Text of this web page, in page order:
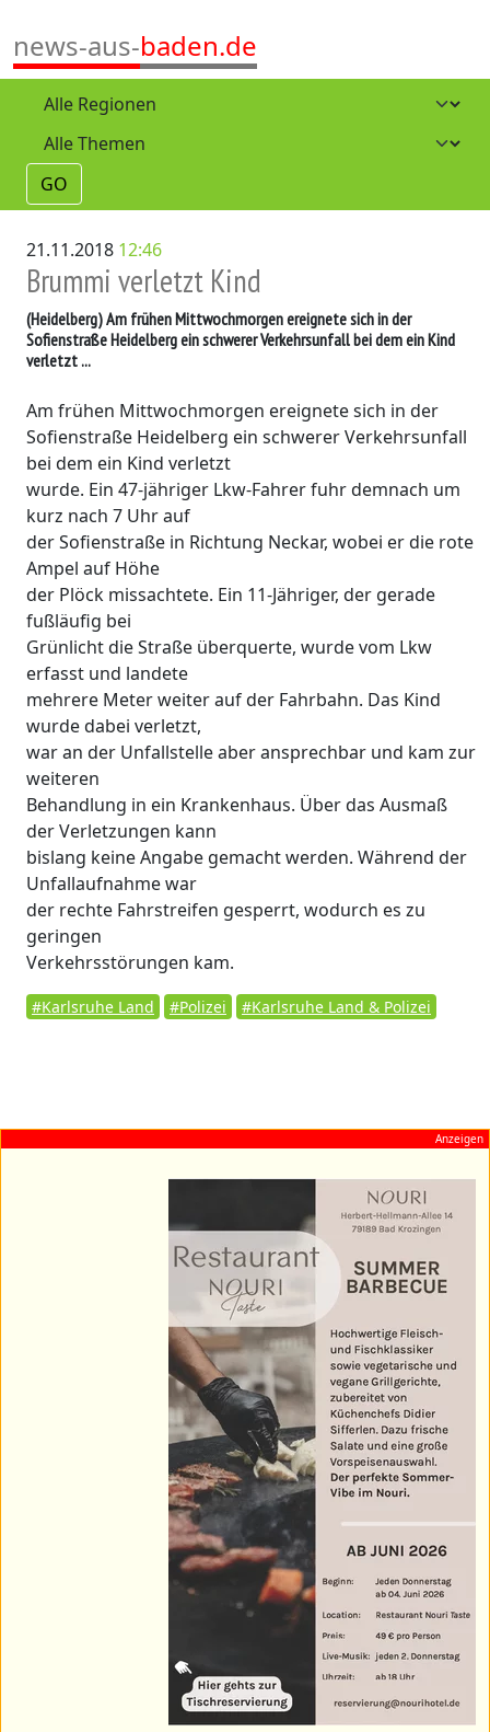
news-aus-baden.de
GO
21.11.2018 12:46
Brummi verletzt Kind
(Heidelberg)Am frühen Mittwochmorgen ereignete sich in der
Sofienstraße Heidelberg ein schwerer Verkehrsunfall bei dem ein Kind
verletzt ...
Am frühen Mittwochmorgen ereignete sich in der
Sofienstraße Heidelberg ein schwerer Verkehrsunfall
bei dem ein Kind verletzt
wurde. Ein 47-jähriger Lkw-Fahrer fuhr demnach um
kurz nach 7 Uhr auf
der Sofienstraße in Richtung Neckar, wobei er die rote
Ampel auf Höhe
der Plöck missachtete. Ein 11-Jähriger, der gerade
fußläufig bei
Grünlicht die Straße überquerte, wurde vom Lkw
erfasst und landete
mehrere Meter weiter auf der Fahrbahn. Das Kind
wurde dabei verletzt,
war an der Unfallstelle aber ansprechbar und kam zur
weiteren
Behandlung in ein Krankenhaus. Über das Ausmaß
der Verletzungen kann
bislang keine Angabe gemacht werden. Während der
Unfallaufnahme war
der rechte Fahrstreifen gesperrt, wodurch es zu
geringen
Verkehrsstörungen kam.
#Karlsruhe Land #Polizei #Karlsruhe Land & Polizei
Anzeigen